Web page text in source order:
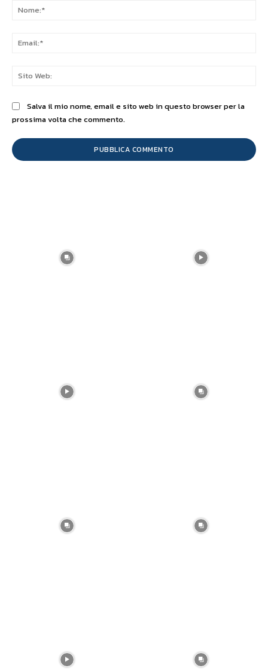
Salva il mio nome, email e sito web in questo browser per la
prossima volta che commento.